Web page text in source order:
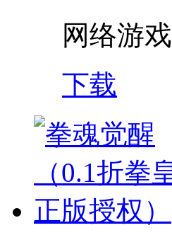
网络游戏
下载